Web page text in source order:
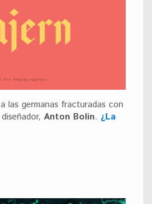
las germanas fracturadas con
Anton Bolin. ¿La